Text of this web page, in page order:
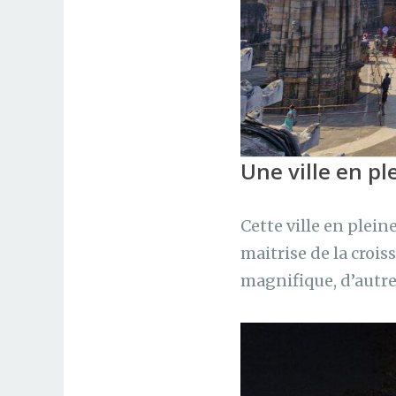
Une ville en
Cette ville en
maitrise de la
magnifique,